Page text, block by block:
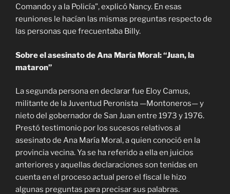
Comando y a la Policía”, explicó Nancy. En esas
reuniones le hacían las mismas preguntas respecto de
las personas que frecuentaba Billy.
Sobre el asesinato de Ana María Moral: “Juan, la
mataron”
La segunda persona en declarar fue Eloy Camus,
militante de la Juventud Peronista —Montoneros— y
nieto del gobernador de San Juan entre 1973 y 1976.
Prestó testimonio por los sucesos relativos al
asesinato de Ana María Moral, a quien conoció en la
provincia vecina. Ya se ha referido a ella en juicios
anteriores y aquellas declaraciones son tenidas en
cuenta en el proceso actual pero el fiscal le hizo
algunas preguntas para precisar sus palabras.